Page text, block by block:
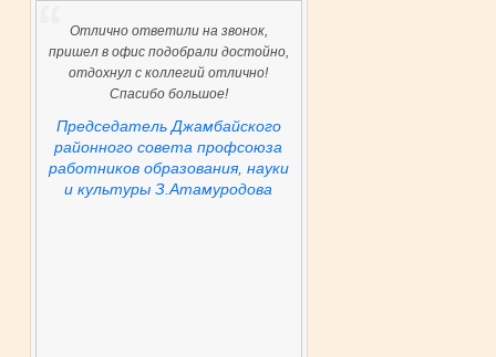
Отлично ответили на звонок,
пришел в офис подобрали достойно,
отдохнул с коллегий отлично!
Спасибо большое!
Председатель Джамбайского
районного совета профсоюза
работников образования, науки
и культуры З.Атамуродова